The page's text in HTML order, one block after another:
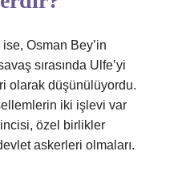
Osman Bey’in
sırasında Ulfe’yi
olarak düşünülüyordu.
iki işlevi var
özel birlikler
askerleri olmaları.